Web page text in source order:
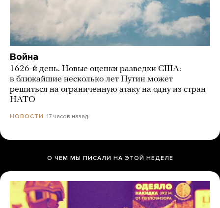
Война
1626-й день. Новые оценки разведки США:
в ближайшие несколько лет Путин может
решиться на ограниченную атаку на одну из стран
НАТО
НОВОСТИ 17 часов назад
О ЧЕМ МЫ ПИСАЛИ НА ЭТОЙ НЕДЕЛЕ